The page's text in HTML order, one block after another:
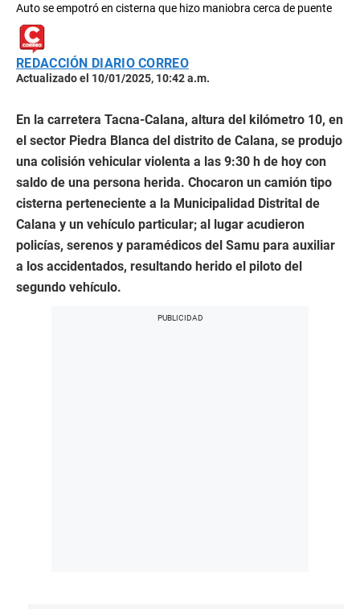
Auto se empotró en cisterna que hizo maniobra cerca de puente
REDACCIÓN DIARIO CORREO
Actualizado el 10/01/2025, 10:42 a.m.
En la carretera Tacna-Calana, altura del kilómetro 10, en
el sector Piedra Blanca del distrito de Calana, se produjo
una colisión vehicular violenta a las 9:30 h de hoy con
saldo de una persona herida. Chocaron un camión tipo
cisterna perteneciente a la Municipalidad Distrital de
Calana y un vehículo particular; al lugar acudieron
policías, serenos y paramédicos del Samu para auxiliar
a los accidentados, resultando herido el piloto del
segundo vehículo.